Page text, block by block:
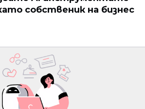
собственик на бизнес